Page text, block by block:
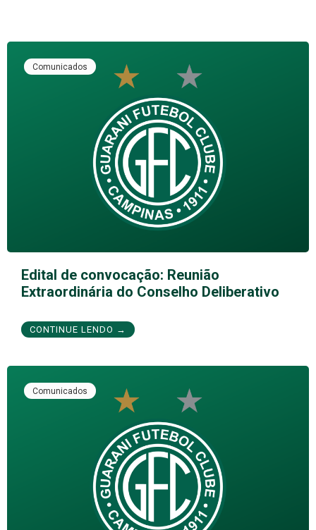
Comunicados
Edital de convocação: Reunião
Extraordinária do Conselho Deliberativo
CONTINUE LENDO →
Comunicados